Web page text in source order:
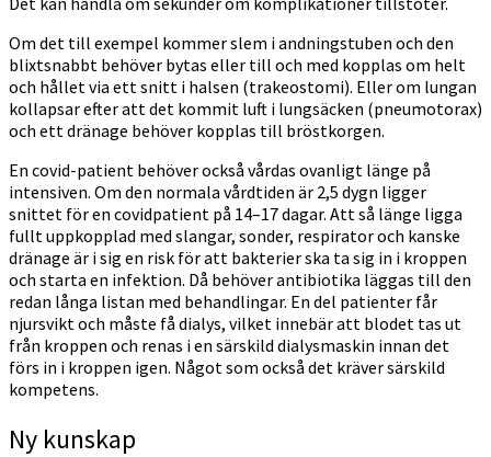
Om det till exempel kommer slem i andningstuben och den
blixtsnabbt behöver bytas eller till och med kopplas om helt
och hållet via ett snitt i halsen (trakeostomi). Eller om lungan
kollapsar efter att det kommit luft i lungsäcken (pneumotorax)
och ett dränage behöver kopplas till bröstkorgen.
En covid-patient behöver också vårdas ovanligt länge på
intensiven. Om den normala vårdtiden är 2,5 dygn ligger
snittet för en covidpatient på 14–17 dagar. Att så länge ligga
fullt uppkopplad med slangar, sonder, respirator och kanske
dränage är i sig en risk för att bakterier ska ta sig in i kroppen
och starta en infektion. Då behöver antibiotika läggas till den
redan långa listan med behandlingar. En del patienter får
njursvikt och måste få dialys, vilket innebär att blodet tas ut
från kroppen och renas i en särskild dialysmaskin innan det
förs in i kroppen igen. Något som också det kräver särskild
kompetens.
Ny kunskap